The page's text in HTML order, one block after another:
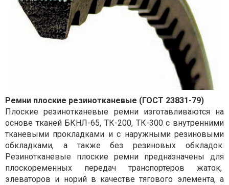
Ремни плоские резинотканевые (ГОСТ 23831-79)
Плоские резинотканевые ремни изготавливаются на
основе тканей БКНЛ-65, ТК-200, ТК-300 с внутренними
тканевыми прокладками и с наружными резиновыми
обкладками, а также без резиновых обкладок.
Резинотканевые плоские ремни предназначены для
плоскоременных передач транспортеров жаток,
элеваторов и норий в качестве тягового элемента, а